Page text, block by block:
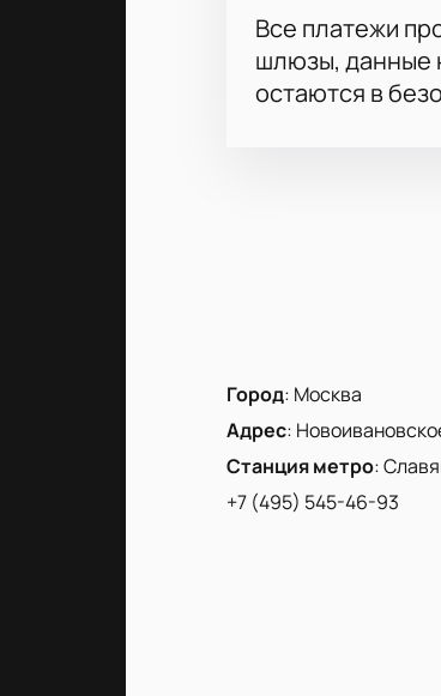
Все платежи
шлюзы, данные
остаются в
Город: Москва
Адрес:
Станция метро:
+7 (495) 545-46-93